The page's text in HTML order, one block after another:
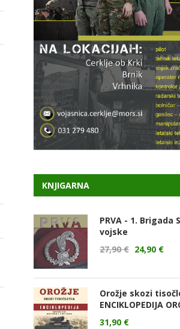
KNJIGARNA
PRVA - 1. Brigada
vojske
27,90€ 24,90 €
Orožje skozi
ENCIKLOPEDIJA
31,90 €